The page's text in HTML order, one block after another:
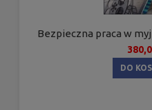
Bezpieczna praca w
DO